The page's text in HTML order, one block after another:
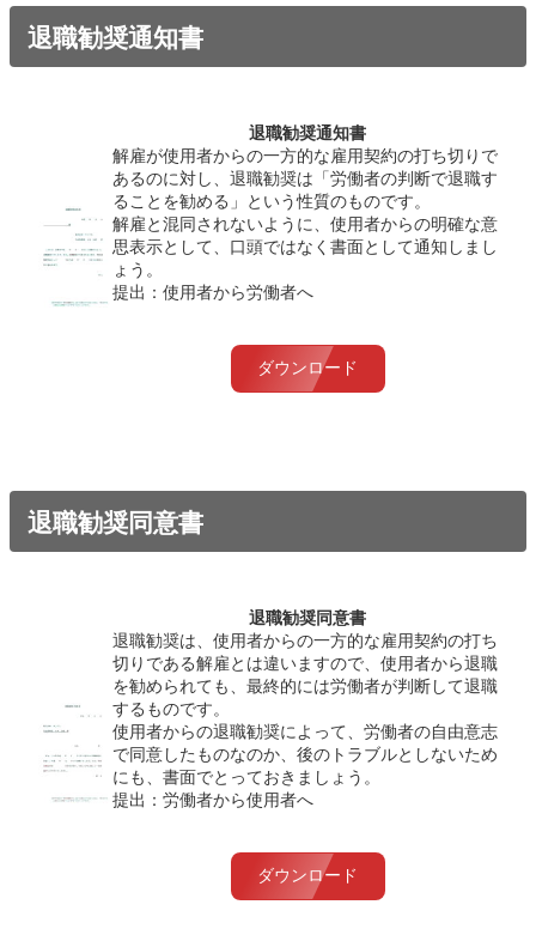
退職勧奨通知書
退職勧奨通知書
解雇が使用者からの一方的な雇用契約の打ち切りで
あるのに対し、退職勧奨は「労働者の判断で退職す
ることを勧める」という性質のものです。
解雇と混同されないように、使用者からの明確な意
思表示として、口頭ではなく書面として通知しまし
ょう。
提出：使用者から労働者へ
ダウンロード
退職勧奨同意書
退職勧奨同意書
退職勧奨は、使用者からの一方的な雇用契約の打ち
切りである解雇とは違いますので、使用者から退職
を勧められても、最終的には労働者が判断して退職
するものです。
使用者からの退職勧奨によって、労働者の自由意志
で同意したものなのか、後のトラブルとしないため
にも、書面でとっておきましょう。
提出：労働者から使用者へ
ダウンロード